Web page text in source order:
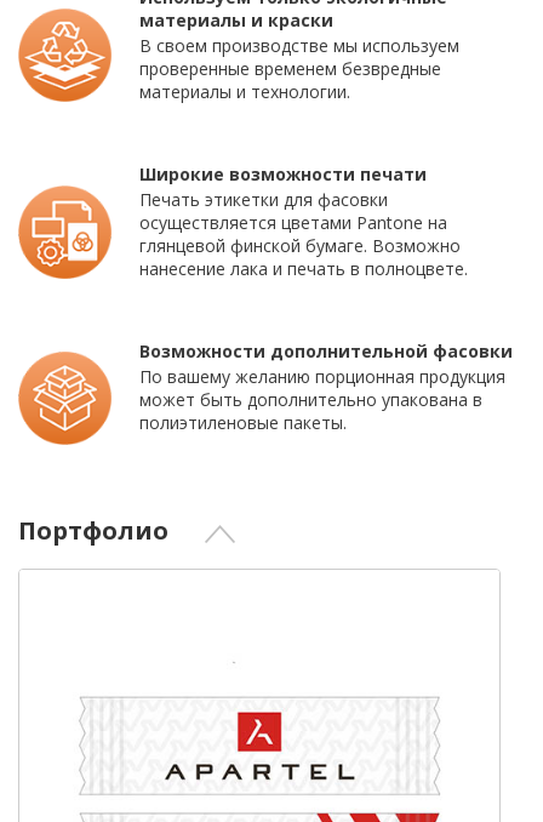
материалы и краски
В своем производстве мы используем
проверенные временем безвредные
материалы и технологии.
Широкие возможности печати
Печать этикетки для фасовки
осуществляется цветами Pantone на
глянцевой финской бумаге. Возможно
нанесение лака и печать в полноцвете.
Возможности дополнительной фасовки
По вашему желанию порционная продукция
может быть дополнительно упакована в
полиэтиленовые пакеты.
Портфолио